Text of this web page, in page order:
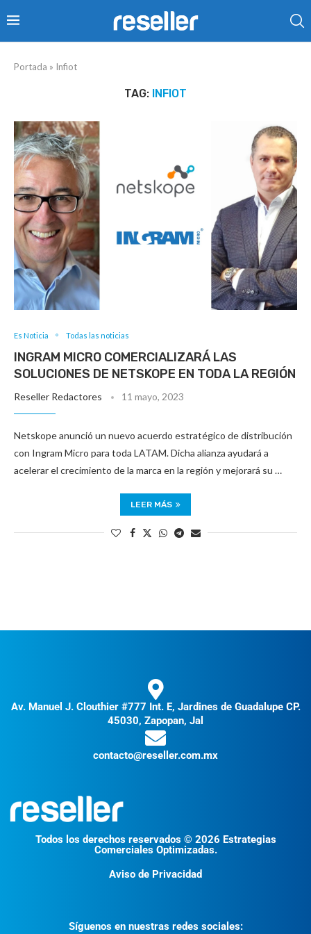
Portada » Infiot
TAG: INFIOT
Es Noticia Todas las noticias
INGRAM MICRO COMERCIALIZARÁ LAS
SOLUCIONES DE NETSKOPE EN TODA LA REGIÓN
Reseller Redactores 11 mayo, 2023
Netskope anunció un nuevo acuerdo estratégico de distribución
con Ingram Micro para toda LATAM. Dicha alianza ayudará a
acelerar el crecimiento de la marca en la región y mejorará su …
LEER MÁS
Av. Manuel J. Clouthier #777 Int. E, Jardines de Guadalupe CP.
45030, Zapopan, Jal
contacto@reseller.com.mx
Todos los derechos reservados © 2026 Estrategias
Comerciales Optimizadas.
Aviso de Privacidad
Síguenos en nuestras redes sociales: